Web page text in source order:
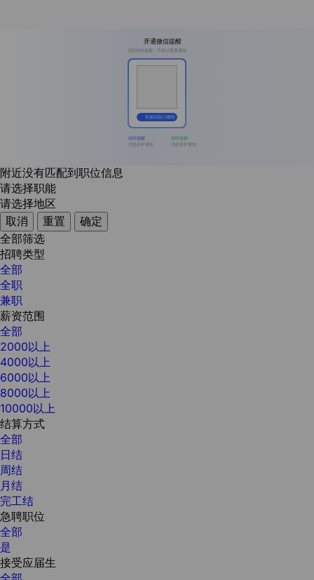
开通微信提醒
消息实时提醒，不错过重要通知
长按识别二维码
实时提醒
消息及时通知
实时提醒
消息及时通知
附近没有匹配到职位信息
请选择职能
请选择地区
取消
重置
确定
全部筛选
招聘类型
全部
全职
兼职
薪资范围
全部
2000以上
4000以上
6000以上
8000以上
10000以上
结算方式
全部
日结
周结
月结
完工结
急聘职位
全部
是
接受应届生